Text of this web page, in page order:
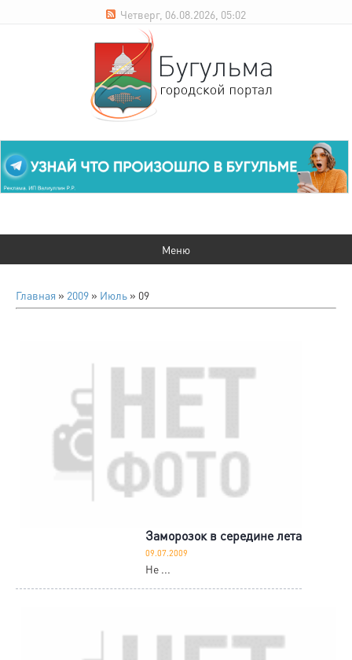
Четверг, 06.08.2026, 05:02
Главная » 2009 » Июль » 09
Заморозок в середине лета
09.07.2009
Не ...